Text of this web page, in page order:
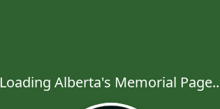
Loading Alberta's Memorial